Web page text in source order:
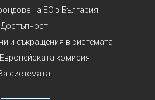
на ЕС в България
Достъпност
и съкращения в системата
комисия
системата